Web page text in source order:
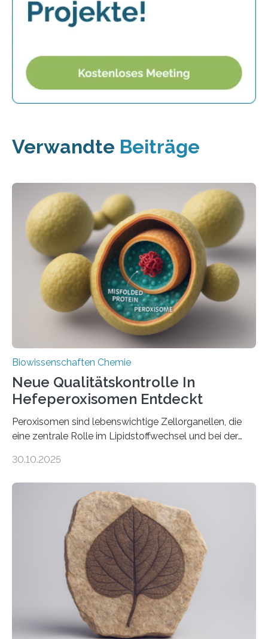
Verwandte Beiträge
Biowissenschaften Chemie
Neue Qualitätskontrolle In
Hefeperoxisomen Entdeckt
Peroxisomen sind lebenswichtige Zellorganellen, die
eine zentrale Rolle im Lipidstoffwechsel und bei der
erfüllen können, müssen zahlreiche Enzyme präzise in
der Ruhr-Universität Bochum um Prof. Dr. Ralf Erdmann
und Dr. Ismaila Francis Yusuf hat nun einen bislang
unbekannten Qualitätskontrollmechanismus des
peroxisomalen Proteintransports in der Bäckerhefe
Saccharomyces cerevisiae entdeckt, der für die
Funktionsfähigkeit der Organellen entscheidend ist. Die
Studie wurde am 28. Oktober 2025 in der
Fachzeitschrift…
30.10.2025